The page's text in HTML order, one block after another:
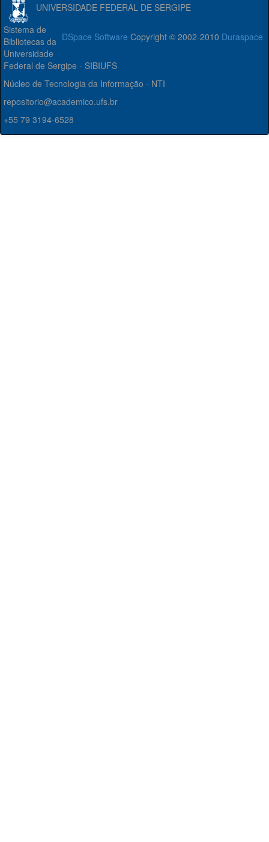
UNIVERSIDADE FEDERAL DE SERGIPE
DSpace Software Copyright © 2002-2010 Duraspace
Sistema de
Bibliotecas da
Universidade
Federal de Sergipe - SIBIUFS
Núcleo de Tecnologia da Informação - NTI
repositorio@academico.ufs.br
+55 79 3194-6528